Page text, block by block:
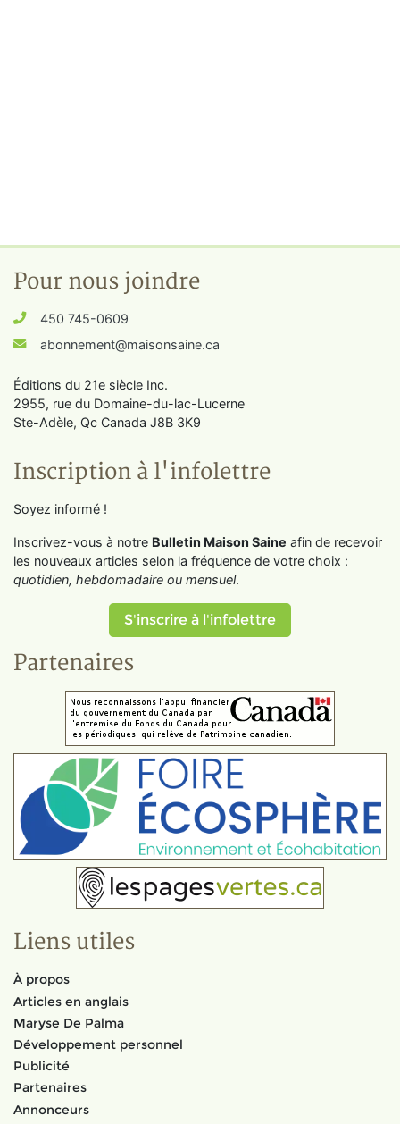
Pour nous joindre
450 745-0609
abonnement@maisonsaine.ca
Éditions du 21e siècle Inc.
2955, rue du Domaine-du-lac-Lucerne
Ste-Adèle, Qc Canada J8B 3K9
Inscription à l'infolettre
Soyez informé !
Inscrivez-vous à notre Bulletin Maison Saine afin de recevoir
les nouveaux articles selon la fréquence de votre choix :
quotidien, hebdomadaire ou mensuel.
S'inscrire à l'infolettre
Partenaires
Liens utiles
À propos
Articles en anglais
Maryse De Palma
Développement personnel
Publicité
Partenaires
Annonceurs